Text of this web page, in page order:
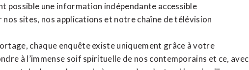
possible une information indépendante accessible
nos sites, nos applications et notrechaîne de télévision
chaque enquête existe uniquement grâce à votre
à l’immense soif spirituelle de nos contemporains et ce, avec